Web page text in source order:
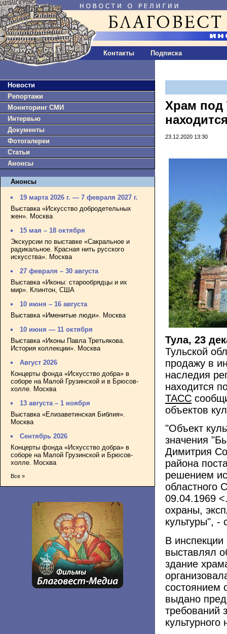
Контакты Подписка
Новости
Репортажи
Мониторинг СМИ
Интервью
Документы
Фотогалереи
Статьи
Анонсы
Анонсы
19 марта 2026 г. — 7 февраля 2027 г.
Выставка «Искусство добродетельных
жен». Москва
15 мая – 18 октября
Экскурсии по выставке «Сакральное и
радикальное. Красная нить русского
искусства». Москва
27 февраля – 30 августа
Выставка «Иконы: старообрядцы и их
мир». Клинтон, США
10 июня – 16 августа
Выставка «Именитые люди». Москва
10 июня — 11 октября
Выставка «Иконы Павла Третьякова.
История коллекции». Москва
Август 2026
Концерты фонда «Искусство добра» в
соборе на Малой Грузинской и в Брюсов-
холле. Москва
13 августа – 1 ноября
Выставка «Елизаветинская Библия».
Москва
Сентябрь 2026
Концерты фонда «Искусство добра» в
соборе на Малой Грузинской и Брюсов-
холле. Москва
Все »
Храм под
23.12.2020 13:30
Тула, 23
Тульской
продажу в
наследия
находится
ТАСС
объектов
"Объект
значения
Димитрия
района
решением
областного
09.04.1969
охраны,
культуры", -
В инспекции
выставлял
здание
состоянием
выдано
требований